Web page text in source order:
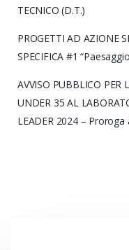
TECNICO (D.T.)
PROGETTI AD AZIONE
SPECIFICA #1
AVVISO PUBBLICO PER
UNDER 35 AL
LEADER 2024 –